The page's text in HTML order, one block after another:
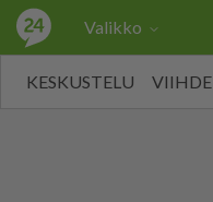
Valikko
KESKUSTELU VIIHDE